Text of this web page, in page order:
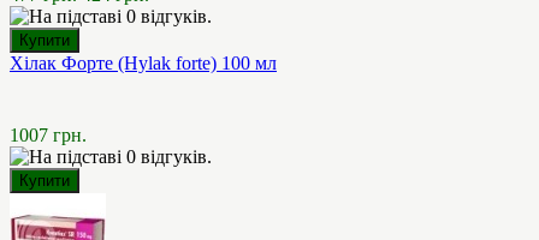
Хілак Форте (Hylak forte) 100 мл
1007 грн.